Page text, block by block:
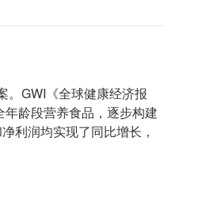
。GWI《全球健康经济报
龄段营养食品，逐步构建
利润均实现了同比增长，